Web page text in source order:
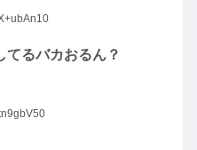
てるバカおるん？